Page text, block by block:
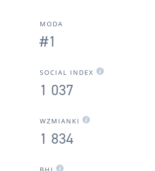
MODA
#1
SOCIAL INDEX
1 037
WZMIANKI
1 834